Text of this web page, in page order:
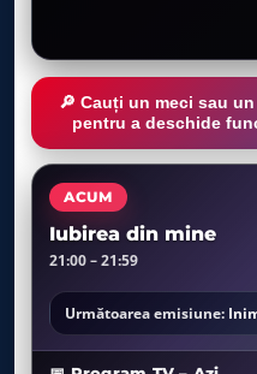
🔎 Cauți un meci sau
pentru a deschide
ACUM
Iubirea din mine
21:00 – 21:59
Următoarea emisiune: